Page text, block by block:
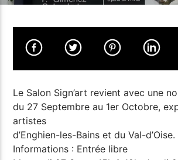
Le Salon Sign’art revient avec une
du 27 Septembre au 1er Octobre,
artistes
d’Enghien-les-Bains et du Val-d’Oise.
Informations : Entrée libre